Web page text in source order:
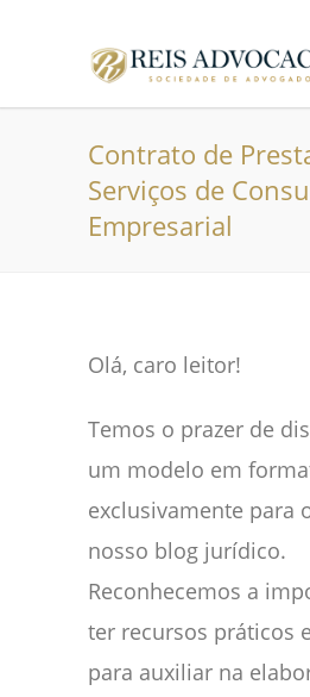
Contrato de
Serviços de
Empresarial
Olá, caro leitor!
Temos o prazer de
um modelo em
exclusivamente para
nosso blog jurídico.
Reconhecemos a
ter recursos práticos
para auxiliar na